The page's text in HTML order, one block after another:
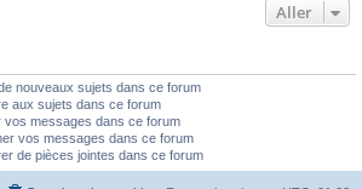
Aller
nouveaux sujets dans ce forum
aux sujets dans ce forum
vos messages dans ce forum
vos messages dans ce forum
de pièces jointes dans ce forum